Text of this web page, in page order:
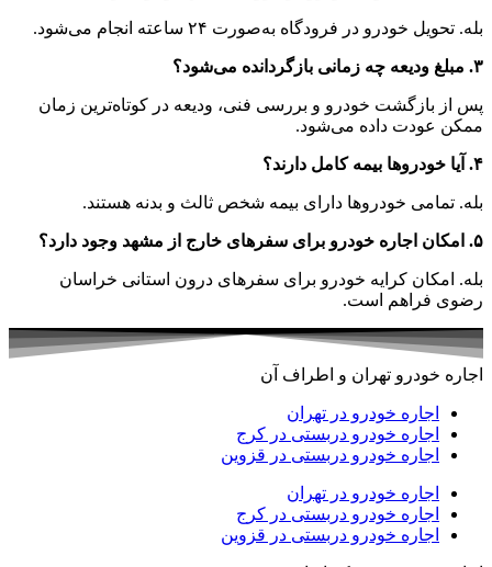
بله. تحویل خودرو در فرودگاه به‌صورت ۲۴ ساعته انجام می‌شود.
۳. مبلغ ودیعه چه زمانی بازگردانده می‌شود؟
پس از بازگشت خودرو و بررسی فنی، ودیعه در کوتاه‌ترین زمان
ممکن عودت داده می‌شود.
۴. آیا خودروها بیمه کامل دارند؟
بله. تمامی خودروها دارای بیمه شخص ثالث و بدنه هستند.
۵. امکان اجاره خودرو برای سفرهای خارج از مشهد وجود دارد؟
بله. امکان کرایه خودرو برای سفرهای درون استانی خراسان
رضوی فراهم است.
اجاره خودرو تهران و اطراف آن
اجاره خودرو در تهران
اجاره خودرو دربستی در کرج
اجاره خودرو دربستی در قزوین
اجاره خودرو در تهران
اجاره خودرو دربستی در کرج
اجاره خودرو دربستی در قزوین